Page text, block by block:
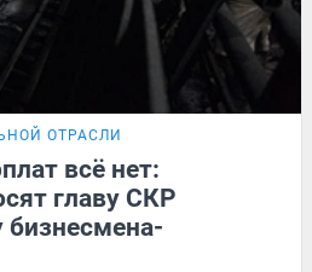
ОТРАСЛИ
всё нет:
главу СКР
бизнесмена-